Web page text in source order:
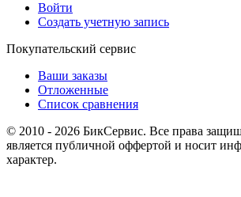
Войти
Создать учетную запись
Покупательский сервис
Ваши заказы
Отложенные
Список сравнения
© 2010 - 2026 БикСервис. Все права
является публичной оффертой и носит
характер.